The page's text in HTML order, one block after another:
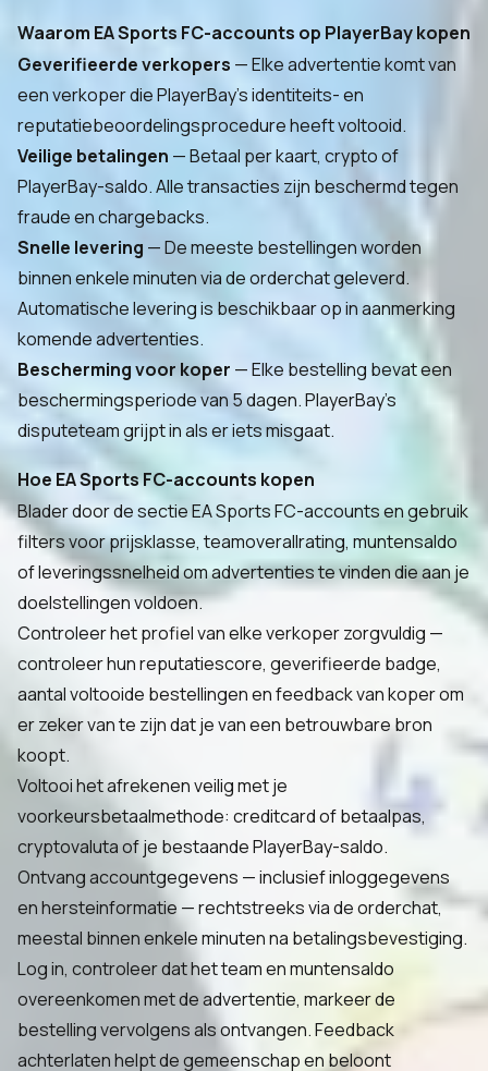
Waarom EA Sports FC-accounts op PlayerBay kopen
Geverifieerde verkopers — Elke advertentie komt van
een verkoper die PlayerBay's identiteits- en
reputatiebeoordelingsprocedure heeft voltooid.
Veilige betalingen — Betaal per kaart, crypto of
PlayerBay-saldo. Alle transacties zijn beschermd tegen
fraude en chargebacks.
Snelle levering — De meeste bestellingen worden
binnen enkele minuten via de orderchat geleverd.
Automatische levering is beschikbaar op in aanmerking
komende advertenties.
Bescherming voor koper — Elke bestelling bevat een
beschermingsperiode van 5 dagen. PlayerBay's
disputeteam grijpt in als er iets misgaat.
Hoe EA Sports FC-accounts kopen
Blader door de sectie EA Sports FC-accounts en gebruik
filters voor prijsklasse, teamoverallrating, muntensaldo
of leveringssnelheid om advertenties te vinden die aan je
doelstellingen voldoen.
Controleer het profiel van elke verkoper zorgvuldig —
controleer hun reputatiescore, geverifieerde badge,
aantal voltooide bestellingen en feedback van koper om
er zeker van te zijn dat je van een betrouwbare bron
koopt.
Voltooi het afrekenen veilig met je
voorkeursbetaalmethode: creditcard of betaalpas,
cryptovaluta of je bestaande PlayerBay-saldo.
Ontvang accountgegevens — inclusief inloggegevens
en hersteinformatie — rechtstreeks via de orderchat,
meestal binnen enkele minuten na betalingsbevestiging.
Log in, controleer dat het team en muntensaldo
overeenkomen met de advertentie, markeer de
bestelling vervolgens als ontvangen. Feedback
achterlaten helpt de gemeenschap en beloont